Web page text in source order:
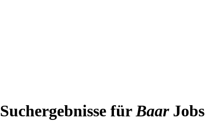
Suchergebnisse fürBaarJobs